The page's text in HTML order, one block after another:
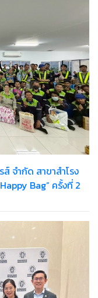
จำกัด สาขาสำโรง
Bag” ครั้งที่ 2